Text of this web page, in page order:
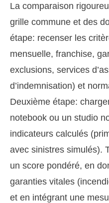
La comparaison
grille commune et des
étape: recenser les
mensuelle, franchise,
exclusions, services
d’indemnisation) et
Deuxième étape:
notebook ou un studio
indicateurs calculés
avec sinistres simulés).
un score pondéré, en
garanties vitales
et en intégrant une